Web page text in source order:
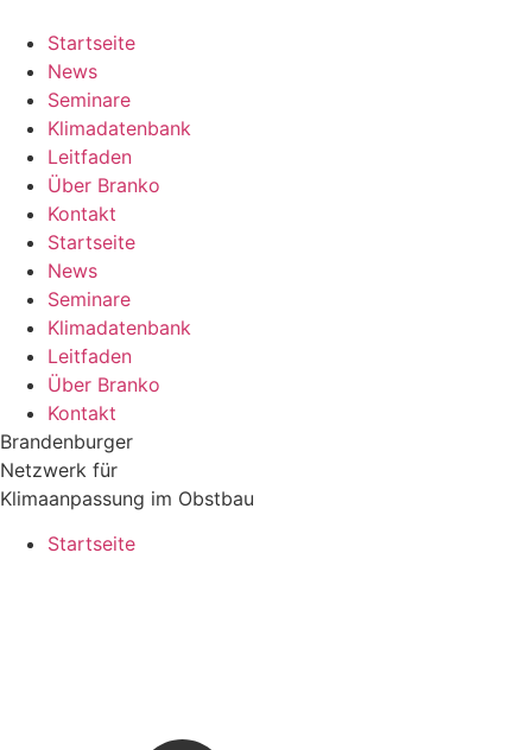
Inhalt
springen
Startseite
News
Seminare
Klimadatenbank
Leitfaden
Über Branko
Kontakt
Startseite
News
Seminare
Klimadatenbank
Leitfaden
Über Branko
Kontakt
Brandenburger
Netzwerk für
Klimaanpassung im Obstbau
Startseite